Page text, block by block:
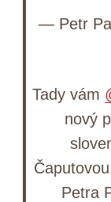
— Petr
Tady vám
nový
Petra